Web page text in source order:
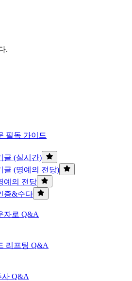
.
필독 가이드
글 (실시간)
글 (명예의 전당)
예의 전당
증&수다
자로 Q&A
리프팅 Q&A
사 Q&A